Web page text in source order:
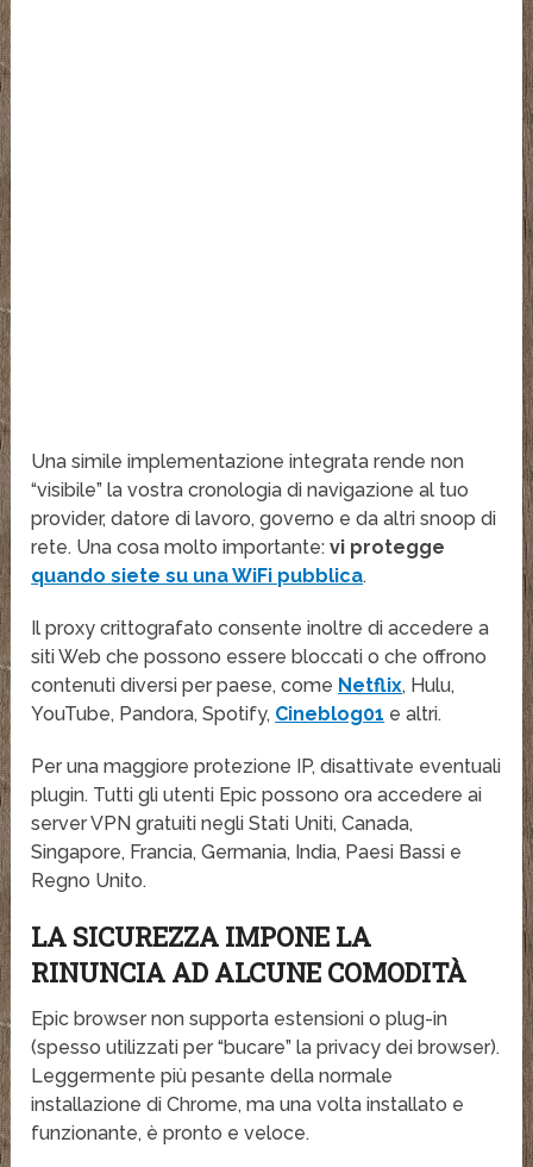
Una simile implementazione integrata rende non
“visibile” la vostra cronologia di navigazione al tuo
provider, datore di lavoro, governo e da altri snoop di
rete. Una cosa molto importante:vi protegge
quando siete su una WiFi pubblica.
Il proxy crittografato consente inoltre di accedere a
siti Web che possono essere bloccati o che offrono
contenuti diversi per paese, come Netflix, Hulu,
YouTube, Pandora, Spotify, Cineblog01 e altri.
Per una maggiore protezione IP, disattivate eventuali
plugin. Tutti gli utenti Epic possono ora accedere ai
server VPN gratuiti negli Stati Uniti, Canada,
Singapore, Francia, Germania, India, Paesi Bassi e
Regno Unito.
LA SICUREZZA IMPONE LA
RINUNCIA AD ALCUNE COMODITÀ
Epic browser non supporta estensioni o plug-in
(spesso utilizzati per “bucare” la privacy dei browser).
Leggermente più pesante della normale
installazione di Chrome, ma una volta installato e
funzionante, è pronto e veloce.